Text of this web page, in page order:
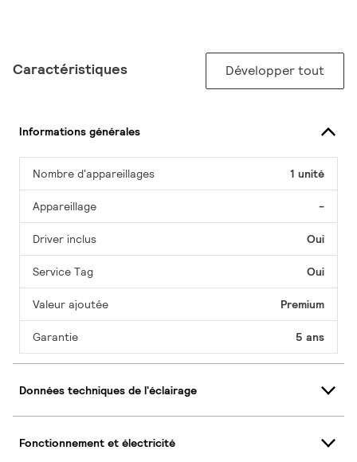
Caractéristiques Développer tout
Informations générales
Nombre d'appareillages 1 unité
Appareillage -
Driver inclus Oui
Service Tag Oui
Valeur ajoutée Premium
Garantie 5 ans
Données techniques de l'éclairage
Fonctionnement et électricité